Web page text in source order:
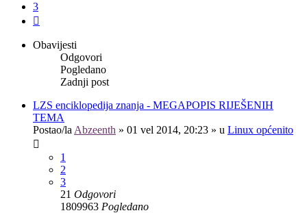
3
Obavijesti
Odgovori
Pogledano
Zadnji post
LZS enciklopedija znanja - MEGAPOPIS RIJEŠENIH
TEMA
Postao/la Abzeenth » 01 vel 2014, 20:23 » u Linux općenito
1
2
3
21 Odgovori
1809963 Pogledano